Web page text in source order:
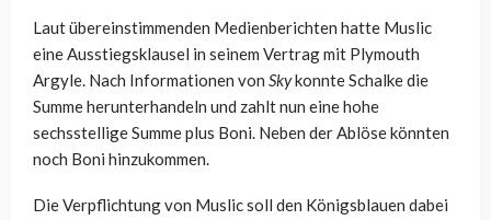
Laut übereinstimmenden Medienberichten hatte Muslic
eine Ausstiegsklausel in seinem Vertrag mit Plymouth
Argyle. Nach Informationen von Skykonnte Schalke die
Summe herunterhandeln und zahlt nun eine hohe
sechsstellige Summe plus Boni. Neben der Ablöse könnten
noch Boni hinzukommen.
Die Verpflichtung von Muslic soll den Königsblauen dabei